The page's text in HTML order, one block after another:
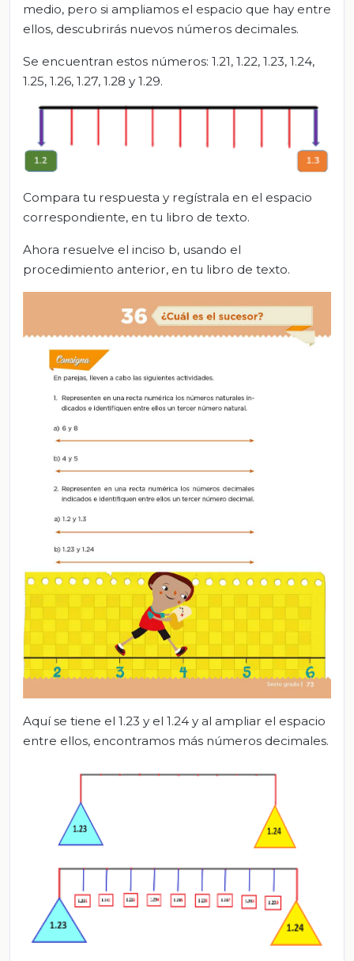
medio, pero si ampliamos el espacio que hay entre
ellos, descubrirás nuevos números decimales.
Se encuentran estos números: 1.21, 1.22, 1.23, 1.24,
1.25, 1.26, 1.27, 1.28 y 1.29.
Compara tu respuesta y regístrala en el espacio
correspondiente, en tu libro de texto.
Ahora resuelve el inciso b, usando el
procedimiento anterior, en tu libro de texto.
Aquí se tiene el 1.23 y el 1.24 y al ampliar el espacio
entre ellos, encontramos más números decimales.